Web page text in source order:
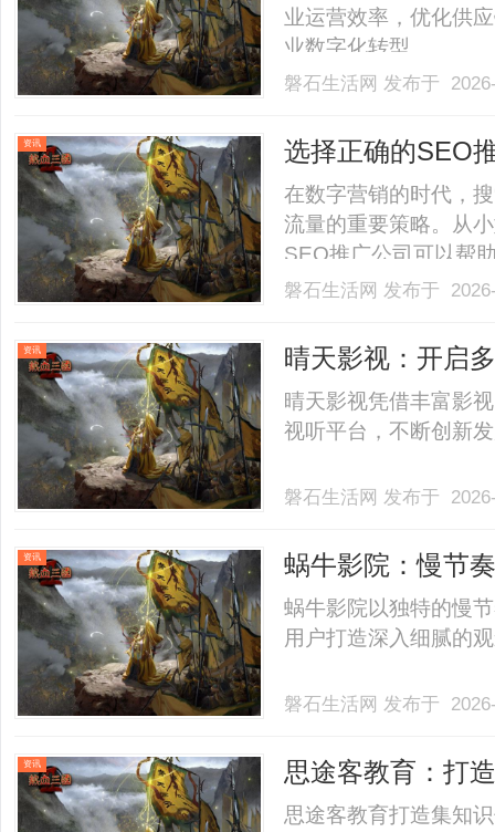
业运营效率，优化供
业数字化转型。......
磐石生活网 发布于
资讯 选择正确的SEO
在数字营销的时代，
流量的重要策略。从
SEO推广公司可以帮
探讨SEO的必要性，
SEO推广公司？1.1提
磐石生活网 发布于
资讯 晴天影视：开启
晴天影视凭借丰富影
视听平台，不断创新
磐石生活网 发布于
资讯 蜗牛影院：慢节
蜗牛影院以独特的慢
用户打造深入细腻的
磐石生活网 发布于
资讯 思途客教育：打
思途客教育打造集知